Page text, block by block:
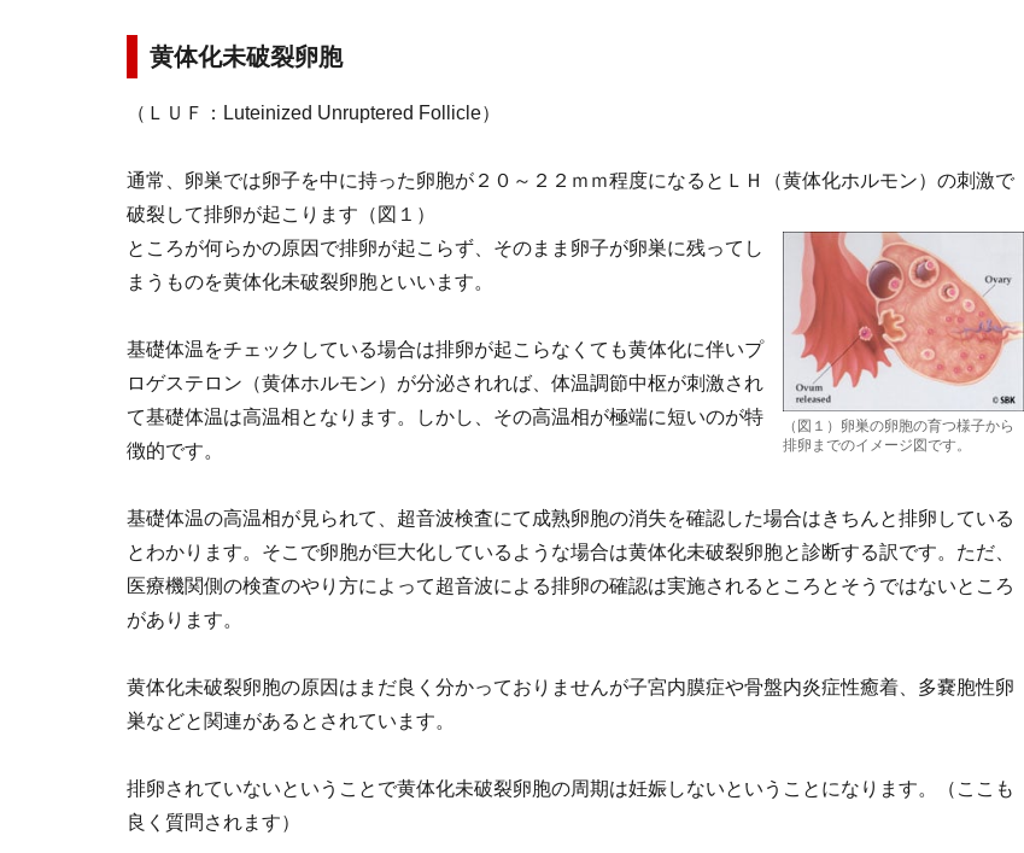
黄体化未破裂卵胞
（ＬＵＦ：Luteinized Unruptered Follicle）
通常、卵巣では卵子を中に持った卵胞が２０～２２ｍｍ程度になるとＬＨ（黄体化ホルモン）の刺激で
破裂して排卵が起こります（図１）
（図１）卵巣の卵胞の育つ様子から
排卵までのイメージ図です。
ところが何らかの原因で排卵が起こらず、そのまま卵子が卵巣に残ってし
まうものを黄体化未破裂卵胞といいます。
基礎体温をチェックしている場合は排卵が起こらなくても黄体化に伴いプ
ロゲステロン（黄体ホルモン）が分泌されれば、体温調節中枢が刺激され
て基礎体温は高温相となります。しかし、その高温相が極端に短いのが特
徴的です。
基礎体温の高温相が見られて、超音波検査にて成熟卵胞の消失を確認した場合はきちんと排卵している
とわかります。そこで卵胞が巨大化しているような場合は黄体化未破裂卵胞と診断する訳です。ただ、
医療機関側の検査のやり方によって超音波による排卵の確認は実施されるところとそうではないところ
があります。
黄体化未破裂卵胞の原因はまだ良く分かっておりませんが子宮内膜症や骨盤内炎症性癒着、多嚢胞性卵
巣などと関連があるとされています。
排卵されていないということで黄体化未破裂卵胞の周期は妊娠しないということになります。（ここも
良く質問されます）